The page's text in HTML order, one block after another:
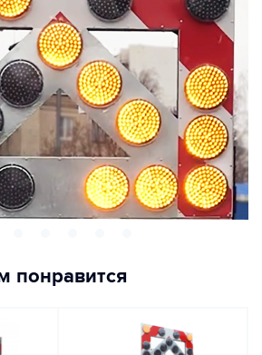
понравится